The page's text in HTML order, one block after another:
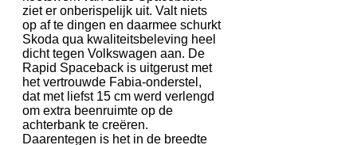
ziet er onberispelijk uit. Valt niets
op af te dingen en daarmee schurkt
Skoda qua kwaliteitsbeleving heel
dicht tegen Volkswagen aan. De
Rapid Spaceback is uitgerust met
het vertrouwde Fabia-onderstel,
dat met liefst 15 cm werd verlengd
om extra beenruimte op de
achterbank te creëren.
Daarentegen is het in de breedte